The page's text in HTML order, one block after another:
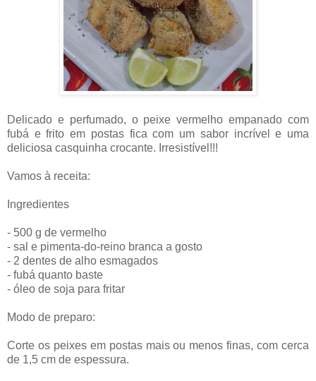
Delicado e perfumado, o peixe vermelho empanado com
fubá e frito em postas fica com um sabor incrível e uma
deliciosa casquinha crocante. Irresistível!!!
Vamos à receita:
Ingredientes
- 500 g de vermelho
- sal e pimenta-do-reino branca a gosto
- 2 dentes de alho esmagados
- fubá quanto baste
- óleo de soja para fritar
Modo de preparo:
Corte os peixes em postas mais ou menos finas, com cerca
de 1,5 cm de espessura.